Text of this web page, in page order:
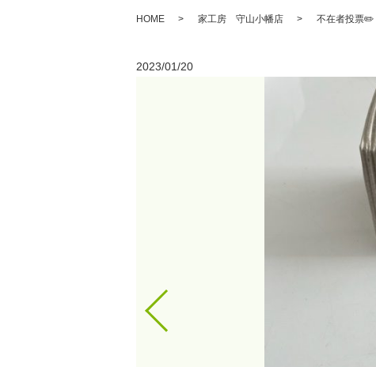
HOME 家工房 守山小幡店 不在者投票✏️
2023/01/20